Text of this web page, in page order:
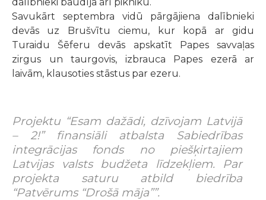
Savukārt septembra vidū pārgājiena dalībnieki
devās uz Brušvītu ciemu, kur kopā ar gidu
Turaidu Šēferu devās apskatīt Papes savvaļas
zirgus un taurgovis, izbrauca Papes ezerā ar
laivām, klausoties stāstus par ezeru.
Projektu “Esam dažādi, dzīvojam Latvijā
– 2!” finansiāli atbalsta Sabiedrības
integrācijas fonds no piešķirtajiem
Latvijas valsts budžeta līdzekļiem. Par
projekta saturu atbild biedrība
“Patvērums “Drošā māja””.